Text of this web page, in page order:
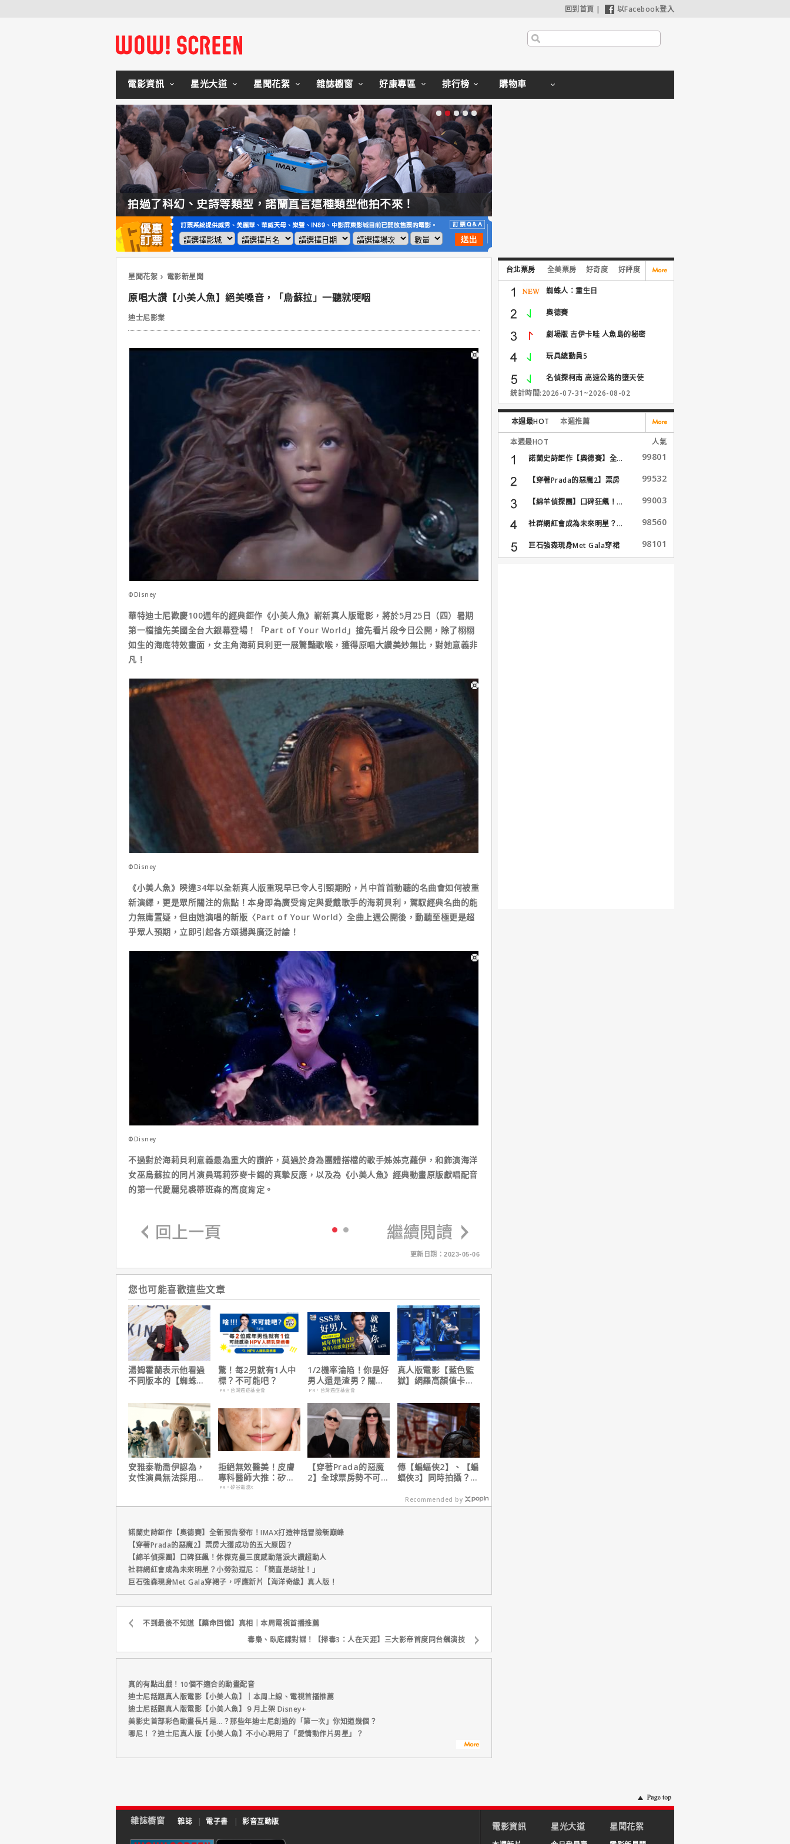
回到首頁 | 以Facebook登入
電影資訊 星光大道 星聞花絮 雜誌櫥窗 好康專區 排行榜 購物車
拍過了科幻、史詩等類型，諾蘭直言這種類型他拍不來！
星聞花絮 電影新星聞
原唱大讚【小美人魚】絕美嗓音，「烏蘇拉」一聽就哽咽
迪士尼影業
©Disney
華特迪士尼歡慶100週年的經典鉅作《小美人魚》嶄新真人版電影，將於5月25日（四）暑期
第一檔搶先美國全台大銀幕登場！「Part of Your World」搶先看片段今日公開，除了栩栩
如生的海底特效畫面，女主角海莉貝利更一展驚豔歌喉，獲得原唱大讚美妙無比，對她意義非
凡！
©Disney
《小美人魚》睽違34年以全新真人版重現早已令人引頸期盼，片中首首動聽的名曲會如何被重
新演繹，更是眾所關注的焦點！本身即為廣受肯定與愛戴歌手的海莉貝利，駕馭經典名曲的能
力無庸置疑，但由她演唱的新版〈Part of Your World〉全曲上週公開後，動聽至極更是超
乎眾人預期，立即引起各方頌揚與廣泛討論！
©Disney
不過對於海莉貝利意義最為重大的讚許，莫過於身為團體搭檔的歌手姊姊克蘿伊，和飾演海洋
女巫烏蘇拉的同片演員瑪莉莎麥卡錫的真摯反應，以及為《小美人魚》經典動畫原版獻唱配音
的第一代愛麗兒裘蒂班森的高度肯定。
更新日期：2023-05-06
您也可能喜歡這些文章
湯姆霍蘭表示他看過
不同版本的【蜘蛛
這版完全不行！
驚！每2男就有1人中
標？不可能吧？
PR・台灣癌症基金會
1/2機率淪陷！你是好
男人還是渣男？關鍵
在這
PR・台灣癌症基金會
真人版電影【藍色監
獄】網羅高顏值卡司
安雅泰勒喬伊認為，
女性演員無法採用方
拒絕無效醫美！皮膚
專科醫師大推：矽谷
電波 X 讓肌膚由內而
PR・矽谷電波X
【穿著Prada的惡魔
2】全球票房勢不可
元
傳【蝙蝠俠2】、【蝙
蝠俠3】同時拍攝？詹
Recommended by
諾蘭史詩鉅作【奧德賽】全新預告發布！IMAX打造神話冒險新巔峰
【穿著Prada的惡魔2】票房大獲成功的五大原因？
【綿羊偵探團】口碑狂飆！休傑克曼三度感動落淚大讚超動人
社群網紅會成為未來明星？小勞勃道尼：「簡直是胡扯！」
巨石強森現身Met Gala穿裙子，呼應新片【海洋奇緣】真人版！
不到最後不知道【藥命回憶】真相｜本周電視首播推薦
毒梟、臥底諜對諜！【掃毒3：人在天涯】三大影帝首度同台飆演技
真的有點出戲！10個不適合的動畫配音
迪士尼話題真人版電影【小美人魚】｜本周上線、電視首播推薦
迪士尼話題真人版電影【小美人魚】９月上架 Disney+
美影史首部彩色動畫長片是...？那些年迪士尼創造的「第一次」你知道幾個？
哪尼！？迪士尼真人版【小美人魚】不小心聘用了「愛情動作片男星」？
台北票房 全美票房 好奇度 好評度
蜘蛛人：重生日
奧德賽
劇場版 吉伊卡哇 人魚島的秘密
玩具總動員5
名偵探柯南 高速公路的墮天使
統計時間:2026-07-31~2026-08-02
本週最HOT 本週推薦
本週最HOT
人氣
諾蘭史詩鉅作【奧德賽】全...
99801
【穿著Prada的惡魔2】票房
99532
【綿羊偵探團】口碑狂飆！... 99003
社群網紅會成為未來明星？... 98560
巨石強森現身Met Gala穿裙
子...
98101
雜誌櫥窗 雜誌 | 電子書 | 影音互動版 電影資訊 星光大道 星聞花絮